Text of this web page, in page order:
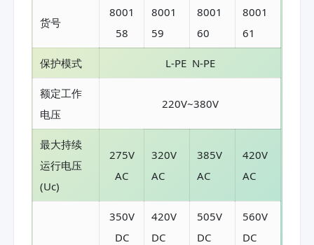
货号
8001
58
8001
59
8001
60
8001
61
保护模式 L-PE N-PE
额定工作
电压
220V~380V
最大持续
运行电压
(Uc)
275V
AC
320V
AC
385V
AC
420V
AC
350V
DC
420V
DC
505V
DC
560V
DC